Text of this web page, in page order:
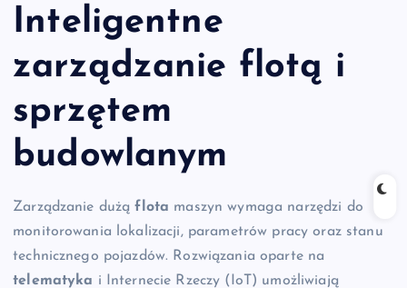
Inteligentne
zarządzanie flotą i
sprzętem
budowlanym
Zarządzanie dużąflota maszyn wymaga narzędzi do
monitorowania lokalizacji, parametrów pracy oraz stanu
technicznego pojazdów. Rozwiązania oparte na
telematyka i Internecie Rzeczy (IoT) umożliwiają